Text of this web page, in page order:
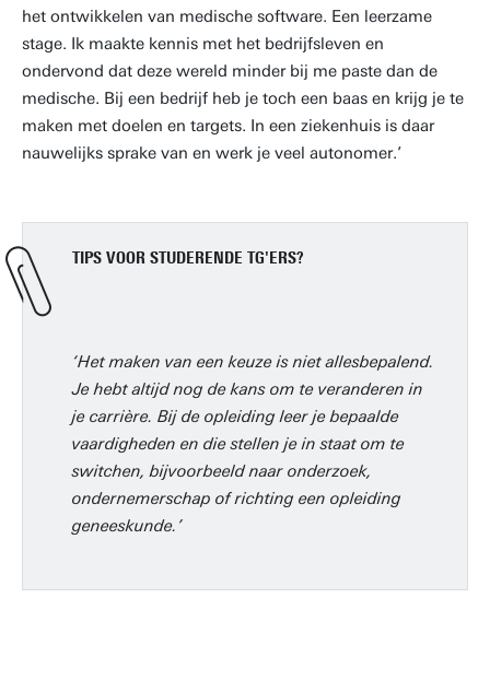
het ontwikkelen van medische software. Een leerzame
stage. Ik maakte kennis met het bedrijfsleven en
ondervond dat deze wereld minder bij me paste dan de
medische. Bij een bedrijf heb je toch een baas en krijg je te
maken met doelen en targets. In een ziekenhuis is daar
nauwelijks sprake van en werk je veel autonomer.’
TIPS VOOR STUDERENDE TG'ERS?
‘Het maken van een keuze is niet allesbepalend.
Je hebt altijd nog de kans om te veranderen in
je carrière. Bij de opleiding leer je bepaalde
vaardigheden en die stellen je in staat om te
switchen, bijvoorbeeld naar onderzoek,
ondernemerschap of richting een opleiding
geneeskunde.’